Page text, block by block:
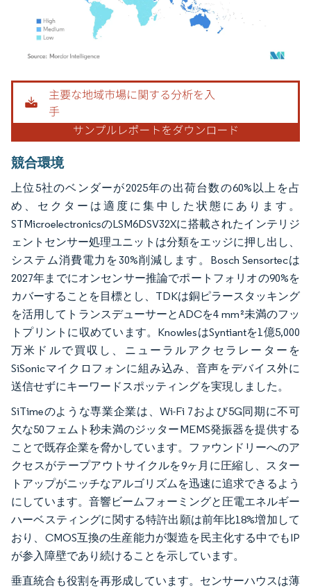
画像 © Mordor Intelligence。再利用にはCC BY 4.0の表示が必要です。
競合環境
上位5社のベンダーが2025年の出荷台数の60%以上を占
め、セクターは適度に集中した状態にあります。
STMicroelectronicsのLSM6DSV32Xに搭載されたインテリジ
ェントセンサー処理ユニットは分類をエッジに押し出し、
システム消費電力を30%削減します。Bosch Sensortecは
2027年までにオンセンサー推論でポートフォリオの90%を
カバーすることを目標とし、TDKは銅ピラースタッキング
を活用してトランスデューサーとADCを4 mm²未満のフッ
トプリントに収めています。KnowlesはSyntiantを1億5,000
万米ドルで買収し、ニューラルアクセラレーターを
SiSonicマイクロフォンに組み込み、音声をデバイス外に
送信せずにキーワードスポッティングを実現しました。
SiTimeのような専業企業は、Wi-Fi 7および5G同期に不可
欠な50フェムト秒未満のジッターMEMS発振器を提供する
ことで既存企業を脅かしています。ファウンドリーへのア
クセスがテープアウトサイクルを9ヶ月に圧縮し、スター
トアップがニッチなアルゴリズムを迅速に追求できるよう
にしています。音響ビームフォーミングと圧電エネルギー
ハーベスティングに関する特許出願は前年比18%増加して
おり、CMOS互換の生産能力が製造を民主化する中でもIP
が参入障壁であり続けることを示しています。
垂直統合も役割を再形成しています。センサーハウスは薄